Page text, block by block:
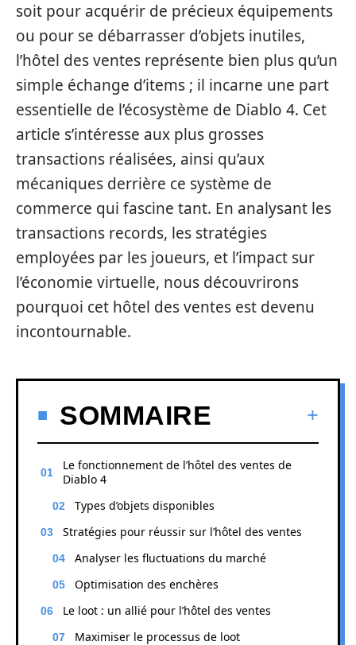
soit pour acquérir de précieux équipements
ou pour se débarrasser d’objets inutiles,
l’hôtel des ventes représente bien plus qu’un
simple échange d’items ; il incarne une part
essentielle de l’écosystème de Diablo 4. Cet
article s’intéresse aux plus grosses
transactions réalisées, ainsi qu’aux
mécaniques derrière ce système de
commerce qui fascine tant. En analysant les
transactions records, les stratégies
employées par les joueurs, et l’impact sur
l’économie virtuelle, nous découvrirons
pourquoi cet hôtel des ventes est devenu
incontournable.
SOMMAIRE
Le fonctionnement de l’hôtel des ventes de
Diablo 4
Types d’objets disponibles
Stratégies pour réussir sur l’hôtel des ventes
Analyser les fluctuations du marché
Optimisation des enchères
Le loot : un allié pour l’hôtel des ventes
Maximiser le processus de loot